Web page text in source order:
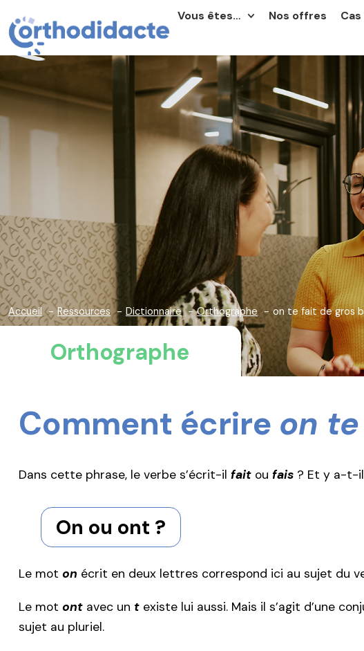
Vous êtes… Nos offres
Accueil Ressources Dictionnaire Orthographe on te fait de gros
Orthographe
Comment écrire on
Dans cette phrase, le verbe s’écrit-il fait ou fais ? Et y a-t-
On ou ont ?
Le mot on écrit en deux lettres correspond ici au sujet du
Le mot ont avec un t existe lui aussi. Mais il s’agit d’une
sujet au pluriel.